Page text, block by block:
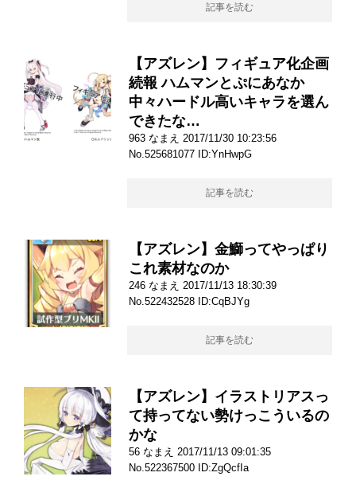
記事を読む
【アズレン】フィギュア化企画
続報 ハムマンとぷにあなか
中々ハードル高いキャラを選ん
できたな…
963 なまえ 2017/11/30 10:23:56
No.525681077 ID:YnHwpG
記事を読む
【アズレン】金鰤ってやっぱり
これ素材なのか
246 なまえ 2017/11/13 18:30:39
No.522432528 ID:CqBJYg
記事を読む
【アズレン】イラストリアスっ
て持ってない勢けっこういるの
かな
56 なまえ 2017/11/13 09:01:35
No.522367500 ID:ZgQcfIa